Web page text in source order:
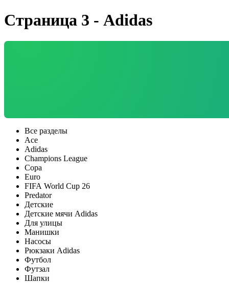
Страница 3 - Adidas
Все разделы
Ace
Adidas
Champions League
Copa
Euro
FIFA World Cup 26
Predator
Детские
Детские мячи Adidas
Для улицы
Манишки
Насосы
Рюкзаки Adidas
Футбол
Футзал
Шапки